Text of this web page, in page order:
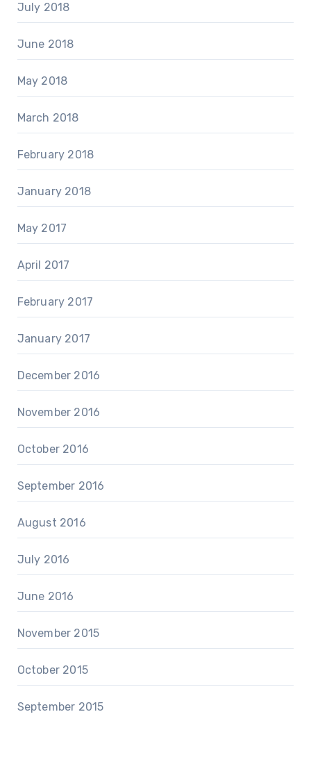
July 2018
June 2018
May 2018
March 2018
February 2018
January 2018
May 2017
April 2017
February 2017
January 2017
December 2016
November 2016
October 2016
September 2016
August 2016
July 2016
June 2016
November 2015
October 2015
September 2015